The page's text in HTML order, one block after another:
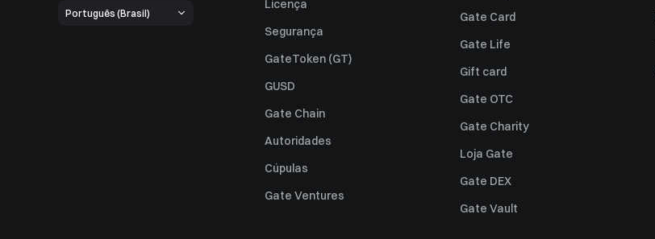
Português (Brasil)
Licença
Segurança
GateToken (GT)
GUSD
Gate Chain
Autoridades
Cúpulas
Gate Ventures
Gate Card
Gate Life
Gift card
Gate OTC
Gate Charity
Loja Gate
Gate DEX
Gate Vault